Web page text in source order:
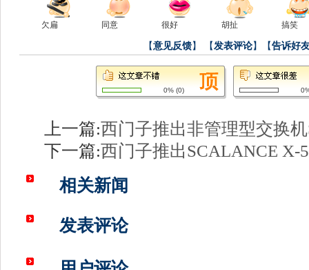
欠扁 同意 很好 胡扯 搞笑
【意见反馈】 【发表评论】【告诉好
0% (0)
上一篇:西门子推出非管理型交换
下一篇:西门子推出SCALANCE X-
相关新闻
发表评论